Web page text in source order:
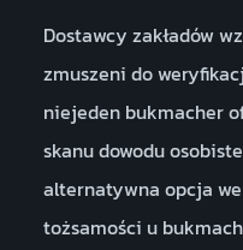
Dostawcy zakładów
zmuszeni do
niejeden bukmacher
skanu dowodu
alternatywna opcja
tożsamości u